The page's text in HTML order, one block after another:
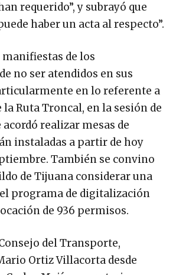
requerido”, y subrayó que
haber un acta al respecto”.
de los
no ser atendidos en sus
en lo referente a
Ruta Troncal, en la sesión de
acordó realizar mesas de
instaladas a partir de hoy
También se convino
de Tijuana considerar una
programa de digitalización
de 936 permisos.
del Transporte,
Ortiz Villacorta desde